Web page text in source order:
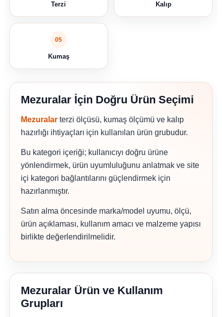
Terzi Kalıp
05
Kumaş
Mezuralar İçin Doğru Ürün Seçimi
Mezuralarterzi ölçüsü, kumaş ölçümü ve kalıp
hazırlığı ihtiyaçları için kullanılan ürün grubudur.
Bu kategori içeriği; kullanıcıyı doğru ürüne
yönlendirmek, ürün uyumluluğunu anlatmak ve site
içi kategori bağlantılarını güçlendirmek için
hazırlanmıştır.
Satın alma öncesinde marka/model uyumu, ölçü,
ürün açıklaması, kullanım amacı ve malzeme yapısı
birlikte değerlendirilmelidir.
Mezuralar Ürün ve Kullanım
Grupları